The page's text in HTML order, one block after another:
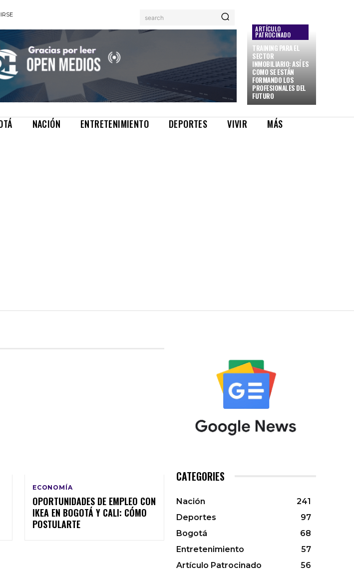
search
ARTÍCULO
PATROCINADO
TRAINING PARA EL
SECTOR
INMOBILIARIO: ASÍ ES
COMO SE ESTÁN
FORMANDO LOS
PROFESIONALES DEL
FUTURO
NACIÓN ENTRETENIMIENTO DEPORTES VIVIR MÁS
ECONOMÍA
OPORTUNIDADES DE EMPLEO CON
IKEA EN BOGOTÁ Y CALI: CÓMO
POSTULARTE
CATEGORIES
Nación
241
Deportes
97
Bogotá
68
Entretenimiento
57
Artículo Patrocinado
56